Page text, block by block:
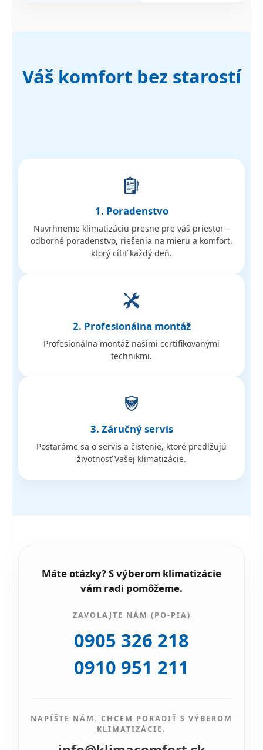
Váš komfort bez starostí
1. Poradenstvo
Navrhneme klimatizáciu presne pre váš priestor –
odborné poradenstvo, riešenia na mieru a komfort,
ktorý cítiť každý deň.
2. Profesionálna montáž
Profesionálna montáž našimi certifikovanými
technikmi.
3. Záručný servis
Postaráme sa o servis a čistenie, ktoré predlžujú
životnosť Vašej klimatizácie.
Máte otázky? S výberom klimatizácie
vám radi pomôžeme.
ZAVOLAJTE NÁM (PO-PIA)
0905 326 218
0910 951 211
NAPÍŠTE NÁM. CHCEM PORADIŤ S VÝBEROM
KLIMATIZÁCIE.